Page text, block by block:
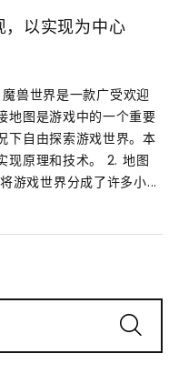
，以实现为中心
兽世界是一款广受欢迎
地图是游戏中的一个重要
下自由探索游戏世界。本
现原理和技术。 2. 地图
游戏世界分成了许多小...